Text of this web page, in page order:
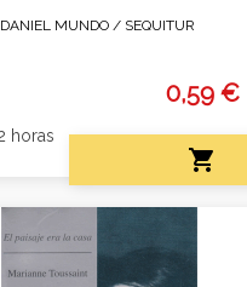
DANIEL MUNDO / SEQUITUR
horas
0,59 €
